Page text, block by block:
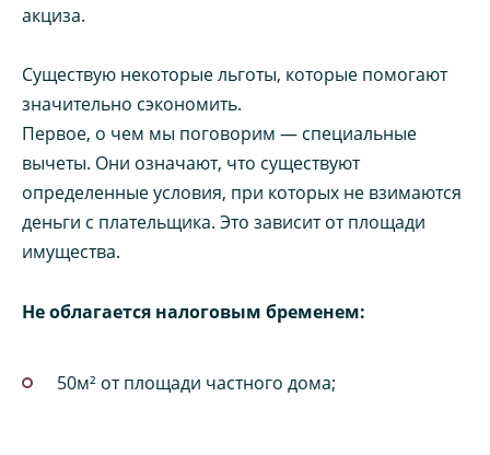
акциза.
Существую некоторые льготы, которые помогают
значительно сэкономить.
Первое, о чем мы поговорим — специальные
вычеты. Они означают, что существуют
определенные условия, при которых не взимаются
деньги с плательщика. Это зависит от площади
имущества.
Не облагается налоговым бременем:
50м² от площади частного дома;